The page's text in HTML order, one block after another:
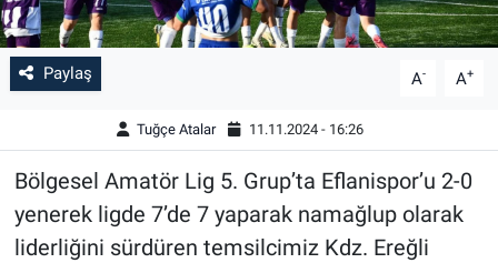
Paylaş A- A+
Tuğçe Atalar 11.11.2024 - 16:26
Bölgesel Amatör Lig 5. Grup’ta Eflanispor’u 2-0
yenerek ligde 7’de 7 yaparak namağlup olarak
liderliğini sürdüren temsilcimiz Kdz. Ereğli